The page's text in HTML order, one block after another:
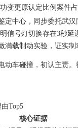
变更原认定比例案件占
中心，同步委托武
信号灯切换存在3秒延
满载制动实验，证实
动车碰撞，初认主责
Top5
核心证据